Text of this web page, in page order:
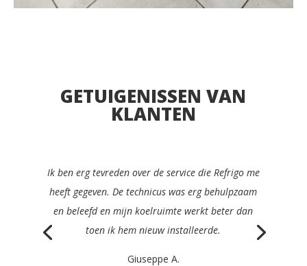
GETUIGENISSEN VAN
KLANTEN
Ik zou Refrigo met plezier aanbevelen aan elke
manager in de cateringsector. Ze waren snel,
duidelijk, efficiënt en erg vriendelijk en
repareerden mijn machine nog dezelfde dag.
Philippe K.